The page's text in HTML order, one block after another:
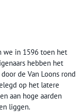
we in 1596 toen het
hebben het
de Van Loons rond
op het latere
aan hoge aarden
liggen.